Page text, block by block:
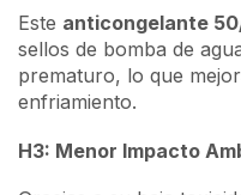
Este anticongelante
sellos de bomba de
prematuro, lo que
enfriamiento.
H3: Menor Impacto